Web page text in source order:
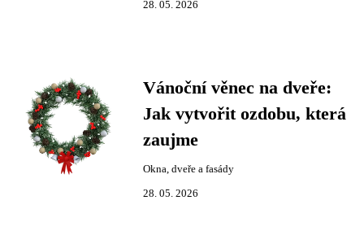
28. 05. 2026
Vánoční věnec na dveře:
Jak vytvořit ozdobu, která
zaujme
Okna, dveře a fasády
28. 05. 2026